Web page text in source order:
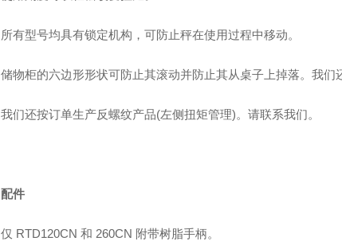
所有型号均具有锁定机构，可防止秤在使用过程中移动。
储物柜的六边形形状可防止其滚动并防止其从桌子上掉落。我们
我们还按订单生产反螺纹产品(左侧扭矩管理)。请联系我们。
配件
仅 RTD120CN 和 260CN 附带树脂手柄。